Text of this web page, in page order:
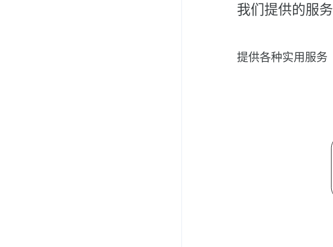
我们提供的服务
提供各种实用服务